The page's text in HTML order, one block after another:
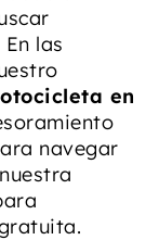
las
en
navegar